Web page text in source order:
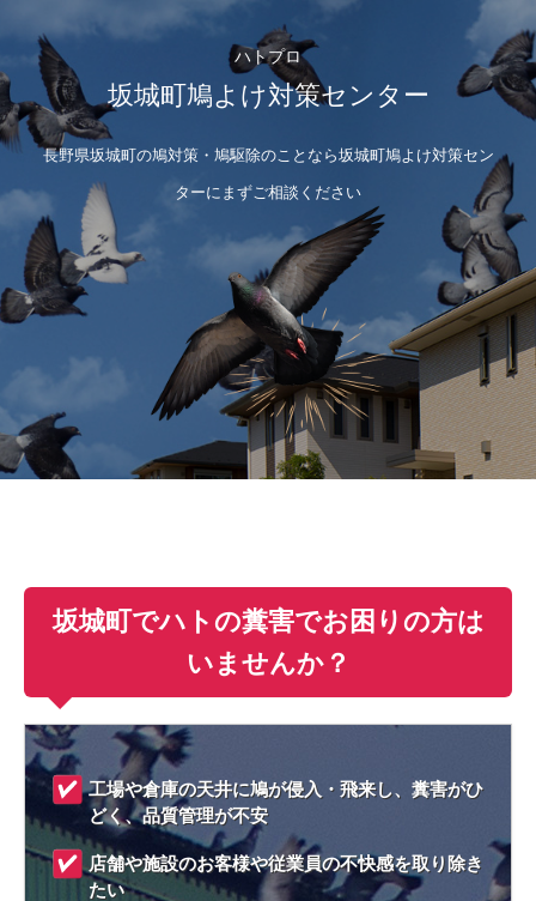
ハトプロ
坂城町鳩よけ対策センター
長野県坂城町の鳩対策・鳩駆除のことなら坂城町鳩よけ対策セン
ターにまずご相談ください
坂城町でハトの糞害でお困りの方は
いませんか？
工場や倉庫の天井に鳩が侵入・飛来し、糞害がひ
どく、品質管理が不安
店舗や施設のお客様や従業員の不快感を取り除き
たい